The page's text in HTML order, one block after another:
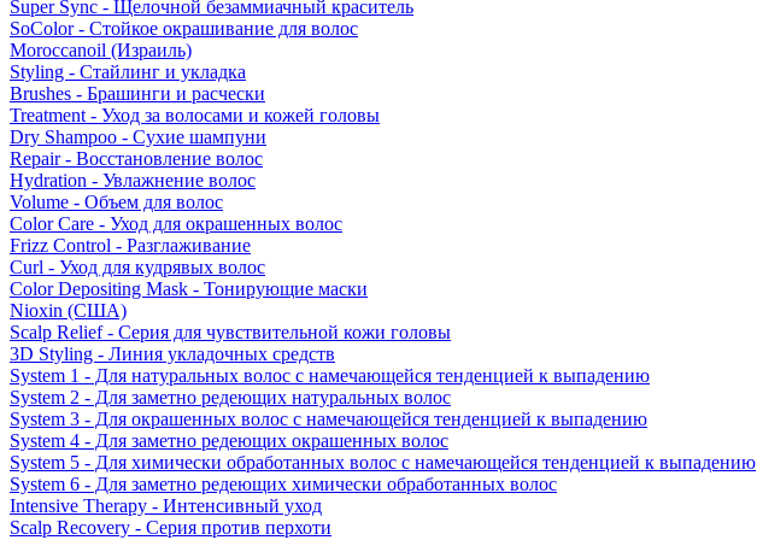
Super Sync - Щелочной безаммиачный краситель
SoColor - Стойкое окрашивание для волос
Moroccanoil (Израиль)
Styling - Стайлинг и укладка
Brushes - Брашинги и расчески
Treatment - Уход за волосами и кожей головы
Dry Shampoo - Сухие шампуни
Repair - Восстановление волос
Hydration - Увлажнение волос
Volume - Объем для волос
Color Care - Уход для окрашенных волос
Frizz Control - Разглаживание
Curl - Уход для кудрявых волос
Color Depositing Mask - Тонирующие маски
Nioxin (США)
Scalp Relief - Серия для чувствительной кожи головы
3D Styling - Линия укладочных средств
System 1 - Для натуральных волос с намечающейся тенденцией к выпадению
System 2 - Для заметно редеющих натуральных волос
System 3 - Для окрашенных волос с намечающейся тенденцией к выпадению
System 4 - Для заметно редеющих окрашенных волос
System 5 - Для химически обработанных волос с намечающейся тенденцией к выпадению
System 6 - Для заметно редеющих химически обработанных волос
Intensive Therapy - Интенсивный уход
Scalp Recovery - Серия против перхоти